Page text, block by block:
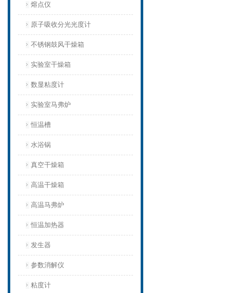
熔点仪
原子吸收分光光度计
不锈钢鼓风干燥箱
实验室干燥箱
数显粘度计
实验室马弗炉
恒温槽
水浴锅
真空干燥箱
高温干燥箱
高温马弗炉
恒温加热器
发生器
参数消解仪
粘度计